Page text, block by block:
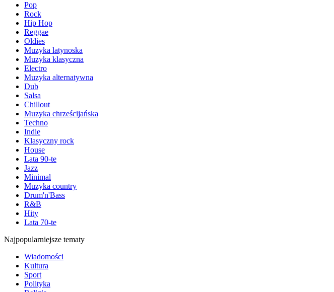
Pop
Rock
Hip Hop
Reggae
Oldies
Muzyka latynoska
Muzyka klasyczna
Electro
Muzyka alternatywna
Dub
Salsa
Chillout
Muzyka chrześcijańska
Techno
Indie
Klasyczny rock
House
Lata 90-te
Jazz
Minimal
Muzyka country
Drum'n'Bass
R&B
Hity
Lata 70-te
Najpopularniejsze tematy
Wiadomości
Kultura
Sport
Polityka